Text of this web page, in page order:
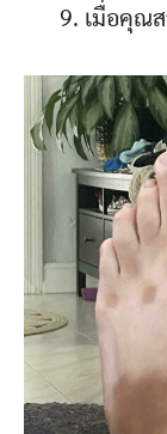
9. เมื่อคุณส